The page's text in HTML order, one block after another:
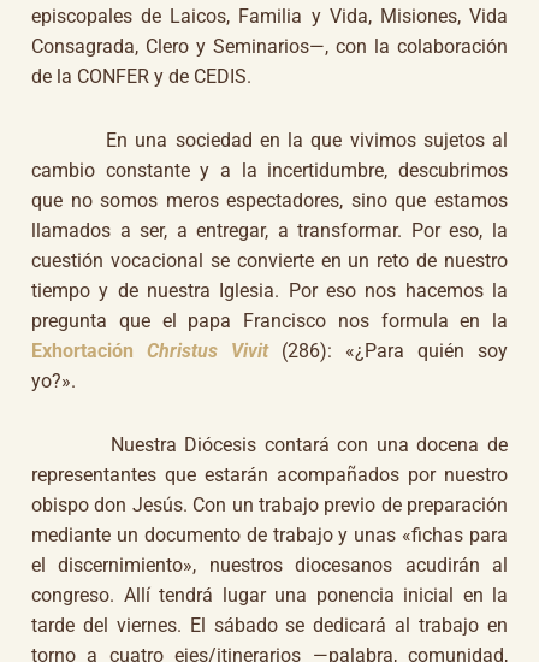
episcopales de Laicos, Familia y Vida, Misiones, Vida
Consagrada, Clero y Seminarios—, con la colaboración
de la CONFER y de CEDIS.
En una sociedad en la que vivimos sujetos al
cambio constante y a la incertidumbre, descubrimos
que no somos meros espectadores, sino que estamos
llamados a ser, a entregar, a transformar. Por eso, la
cuestión vocacional se convierte en un reto de nuestro
tiempo y de nuestra Iglesia. Por eso nos hacemos la
pregunta que el papa Francisco nos formula en la
Exhortación Christus Vivit(286): «¿Para quién soy
yo?».
Nuestra Diócesis contará con una docena de
representantes que estarán acompañados por nuestro
obispo don Jesús. Con un trabajo previo de preparación
mediante un documento de trabajo y unas «fichas para
el discernimiento», nuestros diocesanos acudirán al
congreso. Allí tendrá lugar una ponencia inicial en la
tarde del viernes. El sábado se dedicará al trabajo en
torno a cuatro ejes/itinerarios —palabra, comunidad,